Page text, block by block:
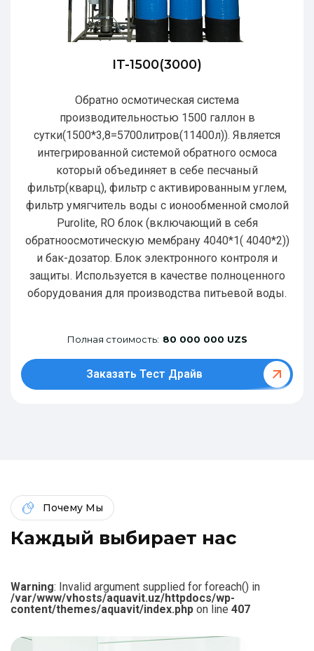
IT-1500(3000)
Обратно осмотическая система
производительностью 1500 галлон в
сутки(1500*3,8=5700литров(11400л)). Является
интегрированной системой обратного осмоса
который объединяет в себе песчаный
фильтр(кварц), фильтр с активированным углем,
фильтр умягчитель воды с ионообменной смолой
Purolite, RO блок (включающий в себя
обратноосмотическую мембрану 4040*1( 4040*2))
и бак-дозатор. Блок электронного контроля и
защиты. Используется в качестве полноценного
оборудования для производства питьевой воды.
Полная стоимость: 80 000 000 UZS
Заказать Тест Драйв
Почему Мы
Каждый выбирает нас
Warning: Invalid argument supplied for foreach() in
/var/www/vhosts/aquavit.uz/httpdocs/wp-
content/themes/aquavit/index.php on line 407